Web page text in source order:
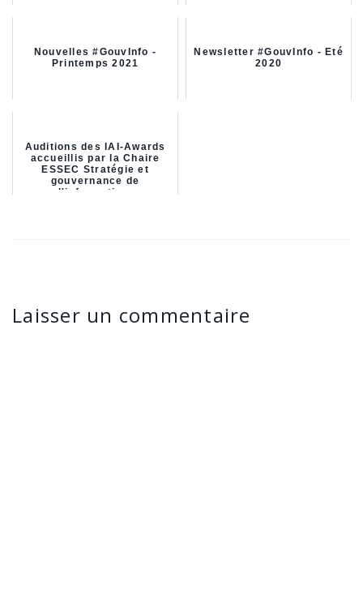
Nouvelles #GouvInfo -
Printemps 2021
Newsletter #GouvInfo - Eté
2020
Auditions des IAI-Awards
accueillis par la Chaire
ESSEC Stratégie et
gouvernance de
l'information.
Laisser un commentaire